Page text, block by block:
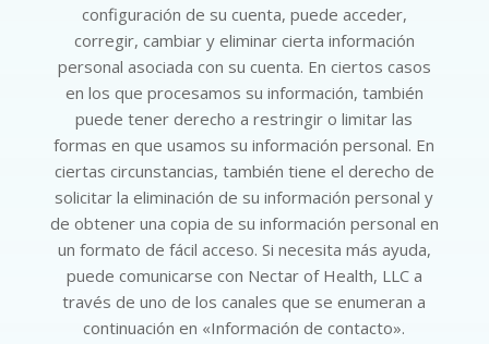
configuración de su cuenta, puede acceder,
corregir, cambiar y eliminar cierta información
personal asociada con su cuenta. En ciertos casos
en los que procesamos su información, también
puede tener derecho a restringir o limitar las
formas en que usamos su información personal. En
ciertas circunstancias, también tiene el derecho de
solicitar la eliminación de su información personal y
de obtener una copia de su información personal en
un formato de fácil acceso. Si necesita más ayuda,
puede comunicarse con Nectar of Health, LLC a
través de uno de los canales que se enumeran a
continuación en «Información de contacto».